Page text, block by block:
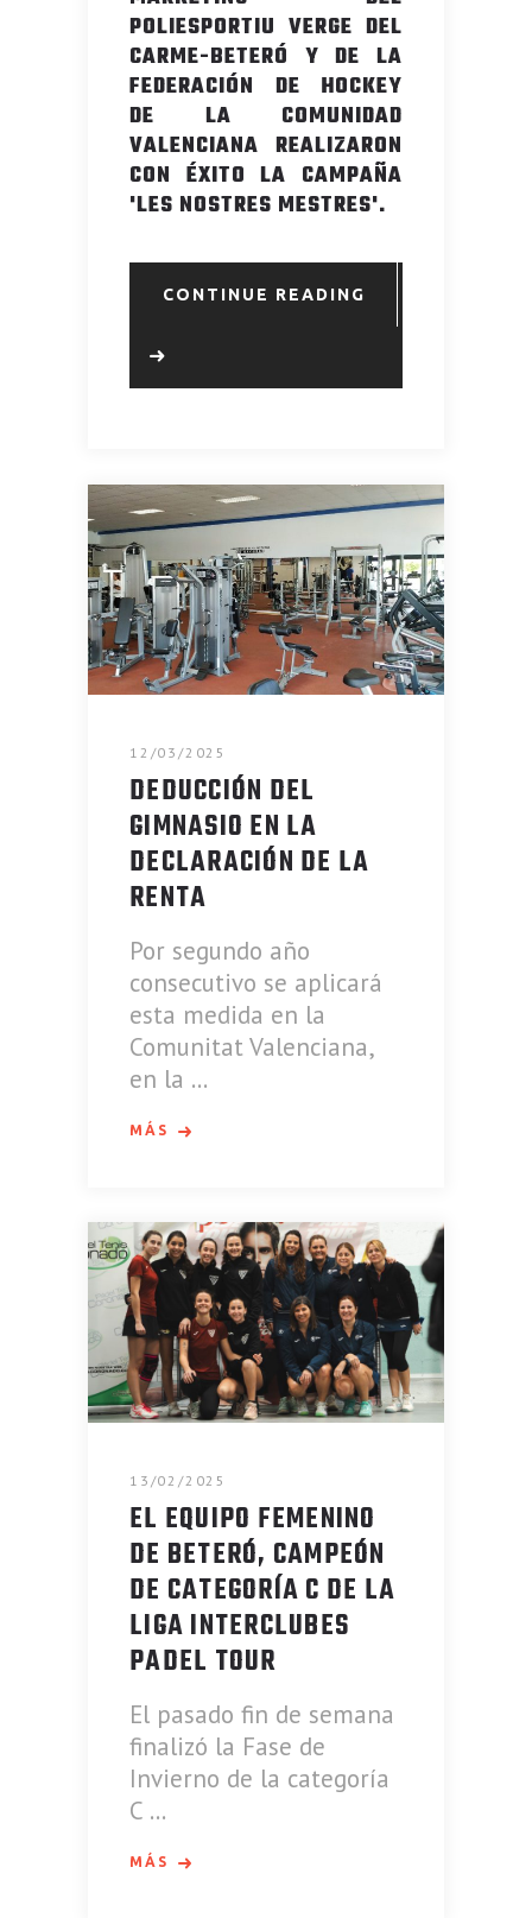
POLIESPORTIU VERGE DEL
CARME-BETERÓ Y DE LA
FEDERACIÓN DE HOCKEY
DE LA COMUNIDAD
VALENCIANA REALIZARON
CON ÉXITO LA CAMPAÑA
'LES NOSTRES MESTRES'.
CONTINUE READING
12/03/2025
DEDUCCIÓN DEL
GIMNASIO EN LA
DECLARACIÓN DE LA
RENTA
Por segundo año
consecutivo se aplicará
esta medida en la
Comunitat Valenciana,
en la
MÁS
13/02/2025
EL EQUIPO FEMENINO
DE BETERÓ, CAMPEÓN
DE CATEGORÍA C DE LA
LIGA INTERCLUBES
PADEL TOUR
El pasado fin de semana
finalizó la Fase de
Invierno de la categoría
C
MÁS